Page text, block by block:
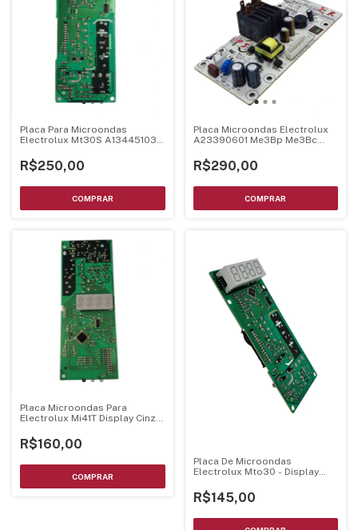
Placa Para Microondas
Electrolux Mt30S A13445103
R$250,00
Placa Microondas Electrolux
A23390601 Me3Bp Me3Bc
R$290,00
Placa Microondas Para
Electrolux Mi41T Display Cinza
R$160,00
Placa De Microondas
Electrolux Mto30 - Display
R$145,00